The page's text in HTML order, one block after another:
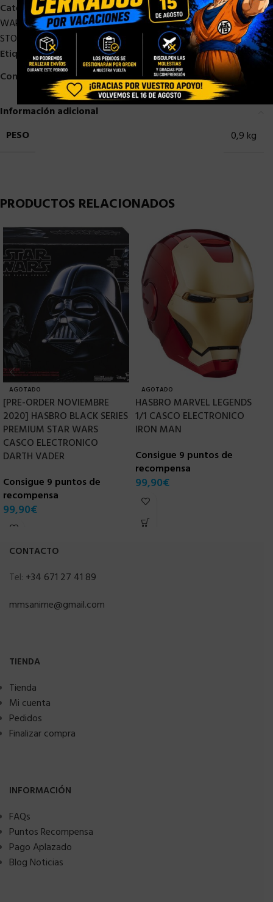
Categorías:Black Series Star Wars HASBRO HASBRO STAR
WARS,HASBRO STOCK,OFERTAS,STAR WARS,
STOCK/DISPONIBLE
Etiqueta:The mandalorian
Compartir:
Información adicional
PESO
0,9 kg
PRODUCTOS RELACIONADOS
AGOTADO
[PRE-ORDER NOVIEMBRE
2020] HASBRO BLACK SERIES
PREMIUM STAR WARS
CASCO ELECTRONICO
DARTH VADER
Consigue 9 puntos de
recompensa
99,90€
AGOTADO
HASBRO MARVEL LEGENDS
1/1 CASCO ELECTRONICO
IRON MAN
Consigue 9 puntos de
recompensa
99,90€
CONTACTO
Tel: +34 671 27 41 89
mmsanime@gmail.com
TIENDA
Tienda
Mi cuenta
Pedidos
Finalizar compra
INFORMACIÓN
FAQs
Puntos Recompensa
Pago Aplazado
Blog Noticias